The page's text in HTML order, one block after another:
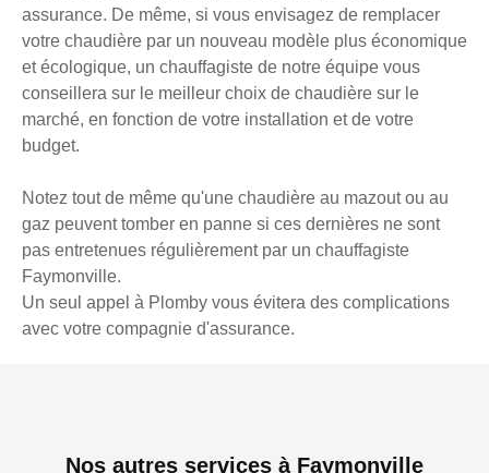
assurance. De même, si vous envisagez de remplacer
votre chaudière par un nouveau modèle plus économique
et écologique, un chauffagiste de notre équipe vous
conseillera sur le meilleur choix de chaudière sur le
marché, en fonction de votre installation et de votre
budget.
Notez tout de même qu'une chaudière au mazout ou au
gaz peuvent tomber en panne si ces dernières ne sont
pas entretenues régulièrement par un chauffagiste
Faymonville.
Un seul appel à Plomby vous évitera des complications
avec votre compagnie d'assurance.
Nos autres services à Faymonville